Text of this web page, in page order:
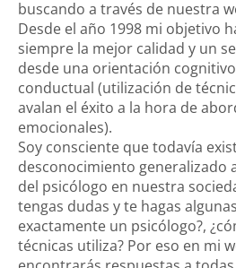
buscando a través de nuestra
Desde el año 1998 mi objetivo
siempre la mejor calidad y un
desde una orientación cognitivo
conductual (utilización de
avalan el éxito a la hora de
emocionales).
Soy consciente que todavía
desconocimiento generalizado
del psicólogo en nuestra
tengas dudas y te hagas
exactamente un psicólogo?,
técnicas utiliza? Por eso en mi